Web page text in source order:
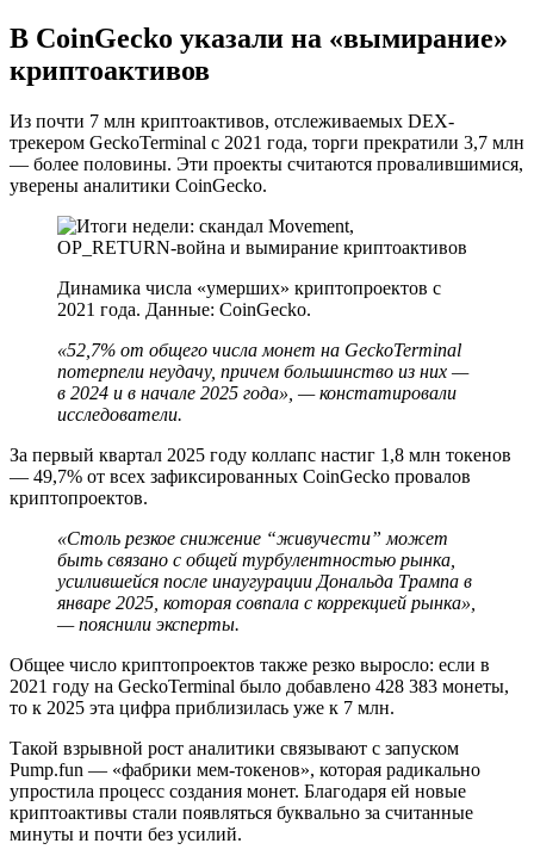
В CoinGecko указали на «вымирание»
криптоактивов
Из почти 7 млн криптоактивов, отслеживаемых DEX-
трекером GeckoTerminal с 2021 года, торги прекратили 3,7 млн
— более половины. Эти проекты считаются провалившимися,
уверены аналитики CoinGecko.
Динамика числа «умерших» криптопроектов с
2021 года. Данные: CoinGecko.
«52,7% от общего числа монет на GeckoTerminal
потерпели неудачу, причем большинство из них —
в 2024 и в начале 2025 года», — констатировали
исследователи.
За первый квартал 2025 году коллапс настиг 1,8 млн токенов
— 49,7% от всех зафиксированных CoinGecko провалов
криптопроектов.
«Столь резкое снижение “живучести” может
быть связано с общей турбулентностью рынка,
усилившейся после инаугурации Дональда Трампа в
январе 2025, которая совпала с коррекцией рынка»,
— пояснили эксперты.
Общее число криптопроектов также резко выросло: если в
2021 году на GeckoTerminal было добавлено 428 383 монеты,
то к 2025 эта цифра приблизилась уже к 7 млн.
Такой взрывной рост аналитики связывают с запуском
Pump.fun — «фабрики мем-токенов», которая радикально
упростила процесс создания монет. Благодаря ей новые
криптоактивы стали появляться буквально за считанные
минуты и почти без усилий.